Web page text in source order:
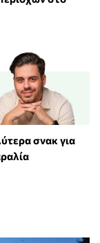
σνακ για